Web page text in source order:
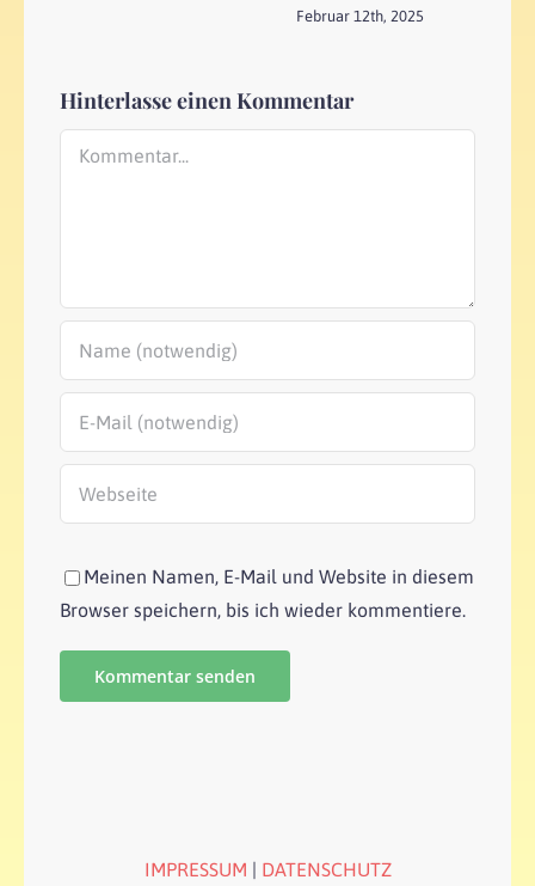
Februar 12th, 2025
Hinterlasse einen Kommentar
Kommentar
Meinen Namen, E-Mail und Website in diesem
Browser speichern, bis ich wieder kommentiere.
IMPRESSUM | DATENSCHUTZ